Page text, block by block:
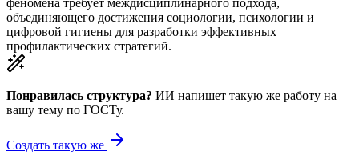
объединяющего достижения социологии, психологии и
цифровой гигиены для разработки эффективных
профилактических стратегий.
Понравилась структура? ИИ напишет такую же работу на
вашу тему по ГОСТу.
Создать такую же